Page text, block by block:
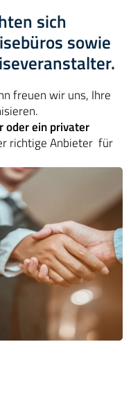
sich
sowie
freuen wir uns, Ihre
oder ein privater
richtige Anbieter für